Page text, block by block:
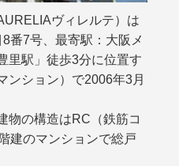
ヴィレルテ）は
番7号、最寄駅：大阪メ
里駅」徒歩3分に位置す
ンション）で2006年3月
物の構造はRC（鉄筋コ
建のマンションで総戸